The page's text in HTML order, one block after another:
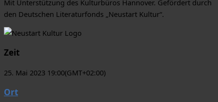
Mit Unterstützung des Kulturbüros Hannover. Gefördert durch
den Deutschen Literaturfonds „Neustart Kultur“.
Zeit
25. Mai 2023 19:00(GMT+02:00)
Ort